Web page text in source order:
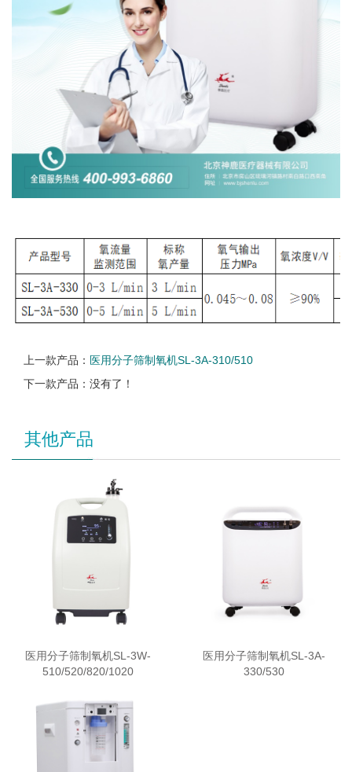
上一款产品： 医用分子筛制氧机SL-3A-310/510
下一款产品：没有了！
其他产品
医用分子筛制氧机SL-3W-
510/520/820/1020
医用分子筛制氧机SL-3A-
330/530